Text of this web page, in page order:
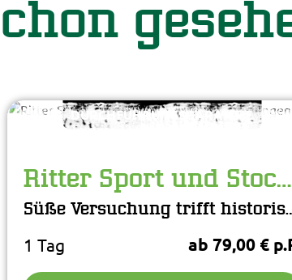
DURCHFÜHRUNGSGARANTIE
Nächster Termin: 23.09.2026
Ritter Sport und Stockerkahnerlebnis Tübingen
Süße
1 Tag
ab 79,00 €